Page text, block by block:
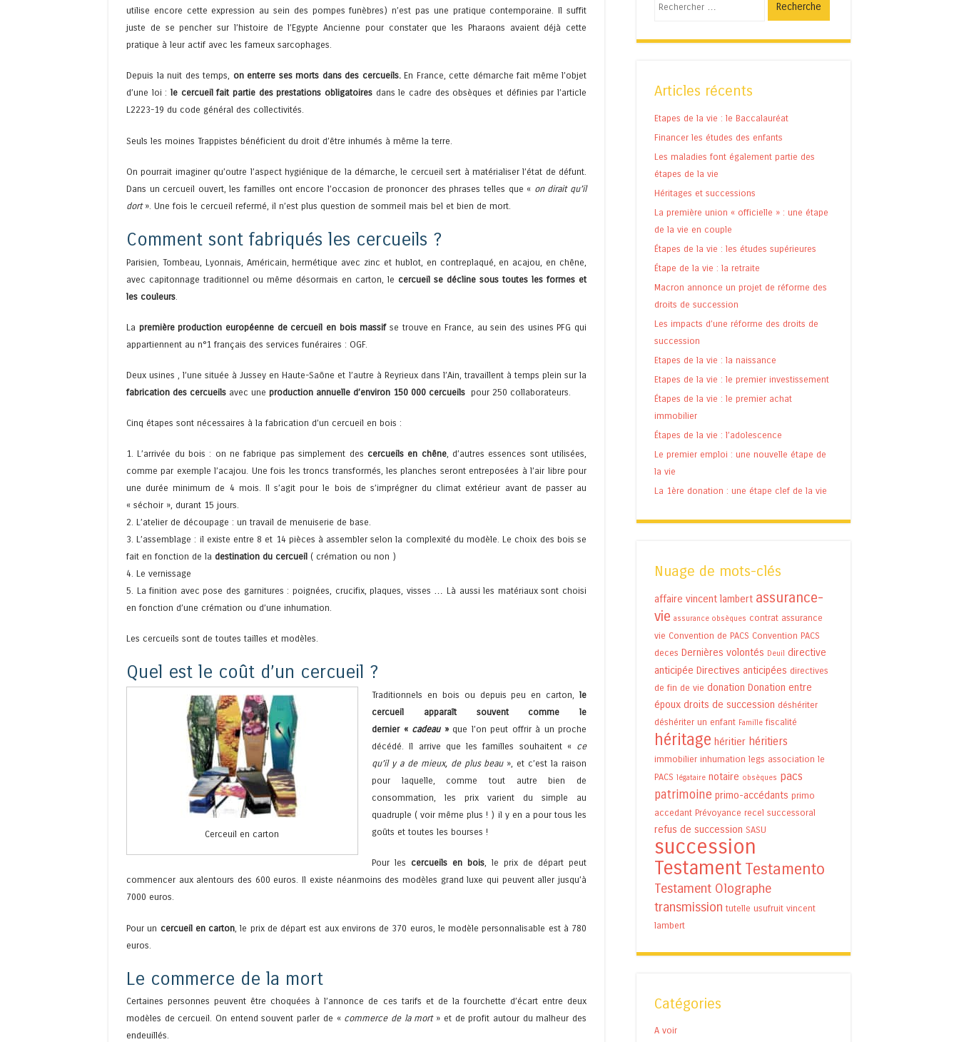
utilise encore cette expression au sein des pompes funèbres) n’est pas une pratique contemporaine. Il suffit
juste de se pencher sur l’histoire de l’Egypte Ancienne pour constater que les Pharaons avaient déjà cette
pratique à leur actif avec les fameux sarcophages.
Depuis la nuit des temps, on enterre ses morts dans des cercueils. En France, cette démarche fait même l’objet
d’une loi : le cercueil fait partie des prestations obligatoires dans le cadre des obsèques et définies par l’article
L2223-19 du code général des collectivités.
Seuls les moines Trappistes bénéficient du droit d’être inhumés à même la terre.
On pourrait imaginer qu’outre l’aspect hygiénique de la démarche, le cercueil sert à matérialiser l’état de défunt.
Dans un cercueil ouvert, les familles ont encore l’occasion de prononcer des phrases telles que « on dirait qu’il
dort». Une fois le cercueil refermé, il n’est plus question de sommeil mais bel et bien de mort.
Comment sont fabriqués les cercueils ?
Parisien, Tombeau, Lyonnais, Américain, hermétique avec zinc et hublot, en contreplaqué, en acajou, en chêne,
avec capitonnage traditionnel ou même désormais en carton, le cercueil se décline sous toutes les formes et
les couleurs
La première production européenne de cercueil en bois massifse trouve en France, au sein des usines PFG qui
appartiennent au n°1 français des services funéraires : OGF.
Deux usines , l’une située à Jussey en Haute-Saône et l’autre à Reyrieux dans l’Ain, travaillent à temps plein sur la
fabrication des cercueils avec une production annuelle d’environ 150 000 cercueils pour 250 collaborateurs.
Cinq étapes sont nécessaires à la fabrication d’un cercueil en bois :
1. L’arrivée du bois : on ne fabrique pas simplement des cercueils en chêne, d’autres essences sont utilisées,
comme par exemple l’acajou. Une fois les troncs transformés, les planches seront entreposées à l’air libre pour
une durée minimum de 4 mois. Il s’agit pour le bois de s’imprégner du climat extérieur avant de passer au
« séchoir », durant 15 jours.
2. L’atelier de découpage : un travail de menuiserie de base.
3. L’assemblage : il existe entre 8 et 14 pièces à assembler selon la complexité du modèle. Le choix des bois se
fait en fonction de la destination du cercueil ( crémation ou non )
4. Le vernissage
5. La finition avec pose des garnitures : poignées, crucifix, plaques, visses … Là aussi les matériaux sont choisi
en fonction d’une crémation ou d’une inhumation.
Les cercueils sont de toutes tailles et modèles.
Quel est le coût d’un cercueil ?
Cerceuil en carton
Traditionnels en bois ou depuis peu en carton, le
cercueil apparaît souvent comme le
dernier « cadeau»que l’on peut offrir à un proche
décédé. Il arrive que les familles souhaitent « ce
qu’il y a de mieux, de plus beau», et c’est la raison
pour laquelle, comme tout autre bien de
consommation, les prix varient du simple au
quadruple ( voir même plus ! ) il y en a pour tous les
goûts et toutes les bourses !
Pour les cercueils en bois, le prix de départ peut
commencer aux alentours des 600 euros. Il existe néanmoins des modèles grand luxe qui peuvent aller jusqu’à
7000 euros.
Pour un cercueil en carton , le prix de départ est aux environs de 370 euros, le modèle personnalisable est à 780
euros.
Le commerce de la mort
Certaines personnes peuvent être choquées à l’annonce de ces tarifs et de la fourchette d’écart entre deux
modèles de cercueil. On entend souvent parler de « commerce de la mort» et de profit autour du malheur des
endeuillés.
Articles récents
Etapes de la vie : le Baccalauréat
Financer les études des enfants
Les maladies font également partie des
étapes de la vie
Héritages et successions
La première union « officielle » : une étape
de la vie en couple
Étapes de la vie : les études supérieures
Étape de la vie : la retraite
Macron annonce un projet de réforme des
droits de succession
Les impacts d’une réforme des droits de
succession
Etapes de la vie : la naissance
Etapes de la vie : le premier investissement
Étapes de la vie : le premier achat
immobilier
Étapes de la vie : l’adolescence
Le premier emploi : une nouvelle étape de
la vie
La 1ère donation : une étape clef de la vie
Nuage de mots-clés
affaire vincent lambert assurance-
vie assurance obsèques contrat assurance
vie Convention de PACS Convention PACS
deces Dernières volontés Deuil directive
anticipée Directives anticipées directives
de fin de vie donation Donation entre
époux droits de succession déshériter
déshériter un enfant Famille fiscalité
héritage héritier héritiers
immobilier inhumation legs association le
PACS légataire notaire obsèques pacs
patrimoine primo-accédants primo
accedant Prévoyance recel successoral
refus de succession SASU
succession
Testament Testamento
Testament Olographe
transmission tutelle usufruit vincent
lambert
Catégories
A voir